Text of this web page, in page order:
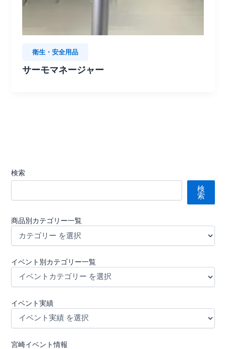
衛生・安全用品
サーモマネージャー
検索
検
索
商品別カテゴリー一覧
イベント別カテゴリー一覧
イベント実績
宮崎イベント情報